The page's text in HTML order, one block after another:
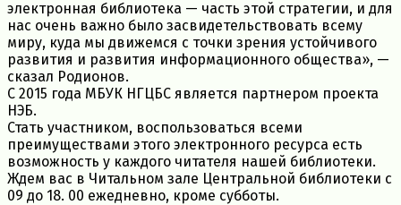
электронная библиотека — часть этой стратегии, и для
нас очень важно было засвидетельствовать всему
миру, куда мы движемся с точки зрения устойчивого
развития и развития информационного общества», —
сказал Родионов.
С 2015 года МБУК НГЦБС является партнером проекта
НЭБ.
Стать участником, воспользоваться всеми
преимуществами этого электронного ресурса есть
возможность у каждого читателя нашей библиотеки.
Ждем вас в Читальном зале Центральной библиотеки с
09 до 18. 00 ежедневно, кроме субботы.